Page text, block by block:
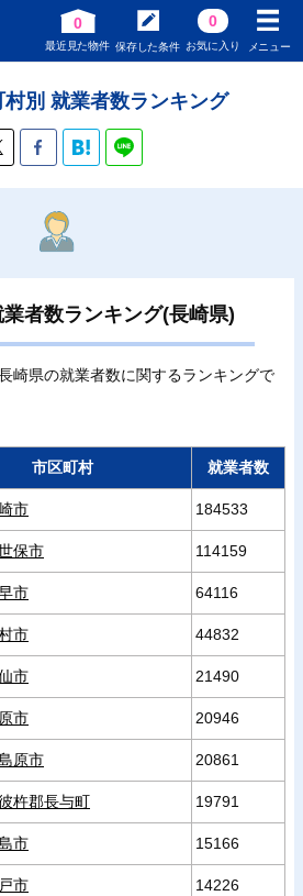
0
最近見た物件 保存した条件
0
お気に入り メニュー
別 就業者数ランキング
者数ランキング(長崎県)
崎県の就業者数に関するランキングで
市区町村 就業者数
市 184533
保市 114159
市 64116
市 44832
市 21490
市 20946
原市 20861
杵郡長与町 19791
市 15166
市 14226